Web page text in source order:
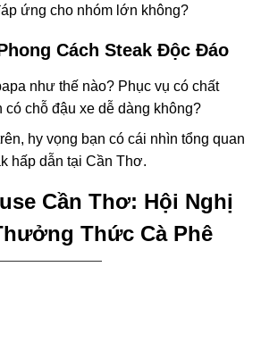
ứng cho nhóm lớn không?
Cách Steak Độc Đáo
như thế nào? Phục vụ có chất
có chỗ đậu xe dễ dàng không?
hy vọng bạn có cái nhìn tổng quan
hấp dẫn tại Cần Thơ.
Cần Thơ: Hội Nghị
Thức Cà Phê